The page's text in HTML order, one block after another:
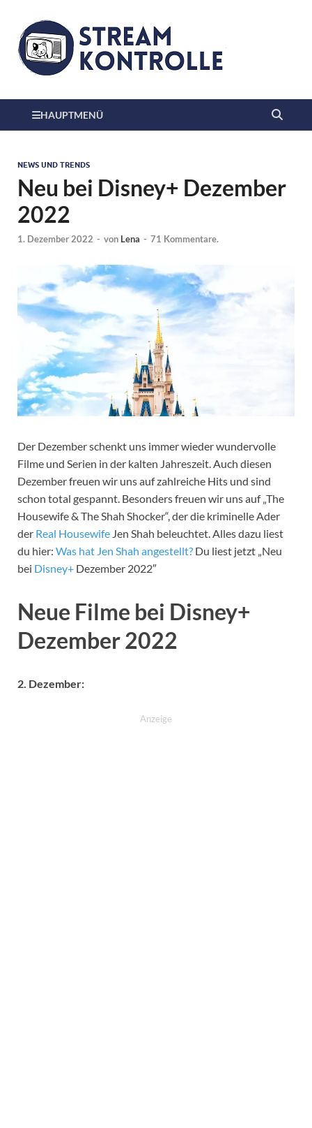
HAUPTMENÜ
NEWS UND TRENDS
Neu bei Disney+ Dezember
2022
1. Dezember 2022 - von Lena - 71 Kommentare.
Der Dezember schenkt uns immer wieder wundervolle
Filme und Serien in der kalten Jahreszeit. Auch diesen
Dezember freuen wir uns auf zahlreiche Hits und sind
schon total gespannt. Besonders freuen wir uns auf „The
Housewife & The Shah Shocker“, der die kriminelle Ader
der Real Housewife Jen Shah beleuchtet. Alles dazu liest
du hier: Was hat Jen Shah angestellt? Du liest jetzt „Neu
bei Disney+ Dezember 2022″
Neue Filme bei Disney+
Dezember 2022
2. Dezember:
Anzeige